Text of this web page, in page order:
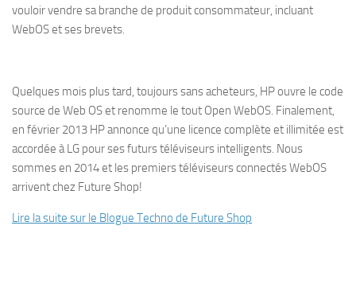
vouloir vendre sa branche de produit consommateur, incluant
WebOS et ses brevets.
Quelques mois plus tard, toujours sans acheteurs, HP ouvre le code
source de Web OS et renomme le tout Open WebOS. Finalement,
en février 2013 HP annonce qu’une licence complète et illimitée est
accordée à LG pour ses futurs téléviseurs intelligents. Nous
sommes en 2014 et les premiers téléviseurs connectés WebOS
arrivent chez Future Shop!
Lire la suite sur le Blogue Techno de Future Shop